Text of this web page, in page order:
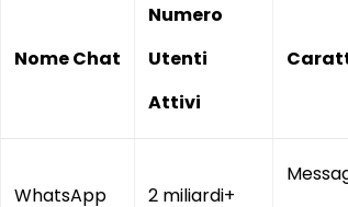
Nome Chat
Numero
Utenti
Attivi
WhatsApp 2 miliardi+